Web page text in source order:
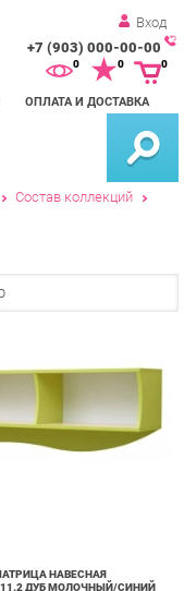
Вход
+7 (903) 000-00-00
ОПЛАТА И ДОСТАВКА
0 0
Состав коллекций